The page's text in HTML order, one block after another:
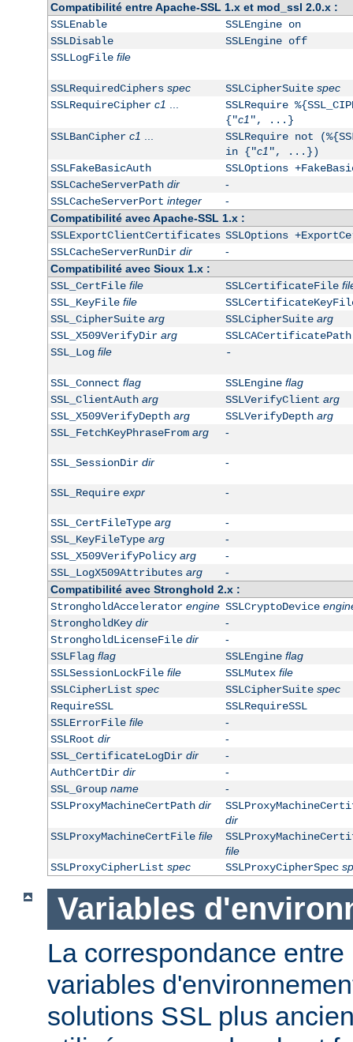
Compatibilité entre Apache-SSL 1.x et mod_ssl 2.0.x :
SSLEnable
SSLEngine on
SSLDisable
SSLEngine off
SSLLogFile file
SSLRequiredCiphers spec SSLCipherSuite spec
SSLRequireCipher c1 ...
SSLRequire
{"c1", ...}
SSLBanCipher c1 ...
SSLRequire not
in {"c1", ...})
SSLFakeBasicAuth
SSLOptions
SSLCacheServerPath dir
-
SSLCacheServerPort integer
-
Compatibilité avec Apache-SSL 1.x :
SSLExportClientCertificates SSLOptions
SSLCacheServerRunDir dir
-
Compatibilité avec Sioux 1.x :
SSL_CertFile file SSLCertificateFile
SSL_KeyFile file
SSL_CipherSuite arg SSLCipherSuite arg
SSL_X509VerifyDir arg
SSLCACertificatePath
SSL_Log file -
SSL_Connect flag SSLEngine flag
SSL_ClientAuth arg SSLVerifyClient arg
SSL_X509VerifyDepth arg SSLVerifyDepth arg
SSL_FetchKeyPhraseFrom arg -
SSL_SessionDir dir -
SSL_Require expr -
SSL_CertFileType arg
-
SSL_KeyFileType arg
-
SSL_X509VerifyPolicy arg
-
SSL_LogX509Attributes arg
-
Compatibilité avec Stronghold 2.x :
StrongholdAccelerator engine SSLCryptoDevice
StrongholdKey dir
-
StrongholdLicenseFile dir
-
SSLFlag flag SSLEngine flag
SSLSessionLockFile file SSLMutex file
SSLCipherList spec SSLCipherSuite spec
RequireSSL
SSLRequireSSL
SSLErrorFile file
-
SSLRoot dir
-
SSL_CertificateLogDir dir
-
AuthCertDir dir
-
SSL_Group name
-
SSLProxyMachineCertPath dir
dir
SSLProxyMachineCertFile file
file
SSLProxyCipherList spec SSLProxyCipherSpec
Variables
La correspondance
variables
solutions SSL plus